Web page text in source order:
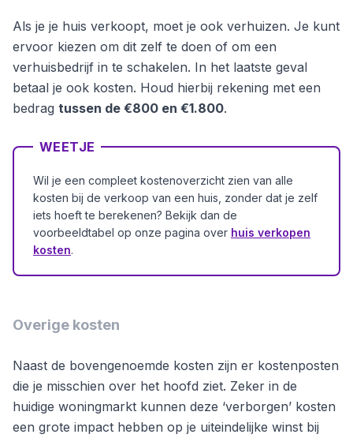
Als je je huis verkoopt, moet je ook verhuizen. Je kunt
ervoor kiezen om dit zelf te doen of om een
verhuisbedrijf in te schakelen. In het laatste geval
betaal je ook kosten. Houd hierbij rekening met een
bedrag tussen de €800 en €1.800.
WEETJE
Wil je een compleet kostenoverzicht zien van alle
kosten bij de verkoop van een huis, zonder dat je zelf
iets hoeft te berekenen? Bekijk dan de
voorbeeldtabel op onze pagina over huis verkopen
kosten.
Overige kosten
Naast de bovengenoemde kosten zijn er kostenposten
die je misschien over het hoofd ziet. Zeker in de
huidige woningmarkt kunnen deze ‘verborgen’ kosten
een grote impact hebben op je uiteindelijke winst bij